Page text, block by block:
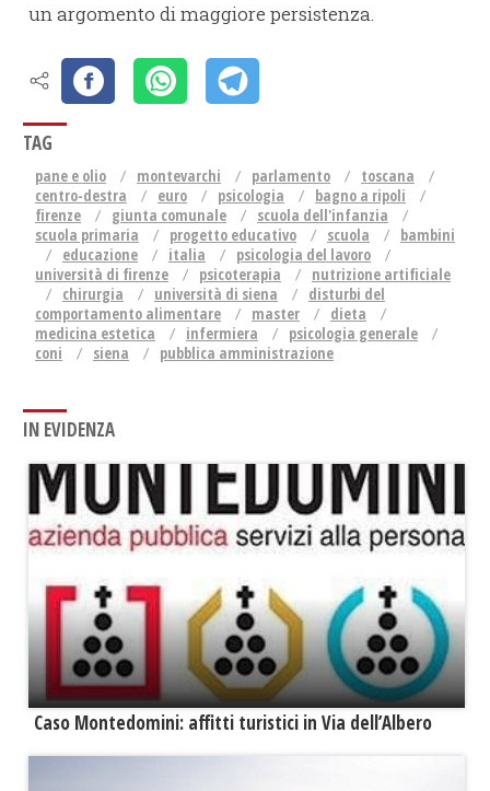
un argomento di maggiore persistenza.
TAG
pane e olio montevarchi parlamento
toscana
centro-destra
euro psicologia
bagno a ripoli
firenze
giunta comunale
scuola dell'infanzia
scuola primaria
progetto educativo scuola
bambini
educazione
italia
psicologia del lavoro
università di firenze
psicoterapia
nutrizione artificiale
chirurgia
università di siena
disturbi del
comportamento alimentare
master
dieta
medicina estetica
infermiera
psicologia generale
coni
siena pubblica amministrazione
IN EVIDENZA
Caso Montedomini: affitti turistici in Via dell’Albero